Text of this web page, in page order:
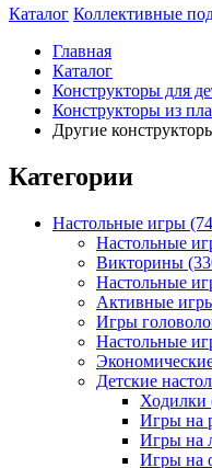
Каталог Коллективные
Главная
Каталог
Конструкторы для
Конструкторы из
Другие
Категории
Настольные игры
Настольные
Викторины
Настольные
Активные
Игры
Настольные
Детские
Ходилки
Игры на
Игры на
Игры на